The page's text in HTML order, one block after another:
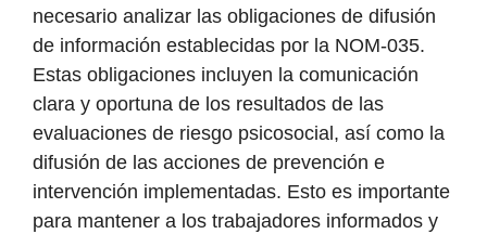
necesario analizar las obligaciones de difusión
de información establecidas por la NOM-035.
Estas obligaciones incluyen la comunicación
clara y oportuna de los resultados de las
evaluaciones de riesgo psicosocial, así como la
difusión de las acciones de prevención e
intervención implementadas. Esto es importante
para mantener a los trabajadores informados y